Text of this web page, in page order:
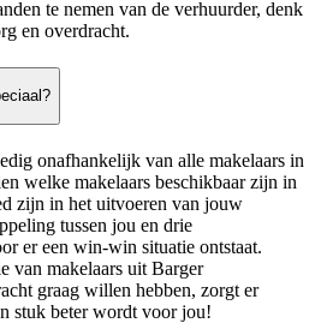
te nemen van de verhuurder, denk
en overdracht.
onafhankelijk van alle makelaars in
welke makelaars beschikbaar zijn in
zijn in het uitvoeren van jouw
tussen jou en drie
er een win-win situatie ontstaat.
van makelaars uit Barger
graag willen hebben, zorgt er
stuk beter wordt voor jou!